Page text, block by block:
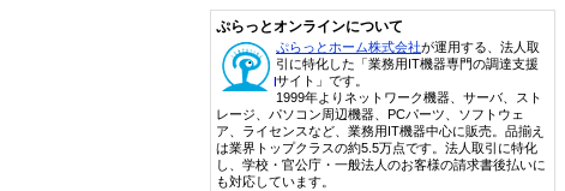
ぷらっとオンラインについて
ぷらっとホーム株式会社が運用する、法人取
引に特化した「業務用IT機器専門の調達支援
サイト」です。
1999年よりネットワーク機器、サーバ、スト
レージ、パソコン周辺機器、PCパーツ、ソフトウェ
ア、ライセンスなど、業務用IT機器中心に販売。品揃え
は業界トップクラスの約5.5万点です。法人取引に特化
し、学校・官公庁・一般法人のお客様の請求書後払いに
も対応しています。